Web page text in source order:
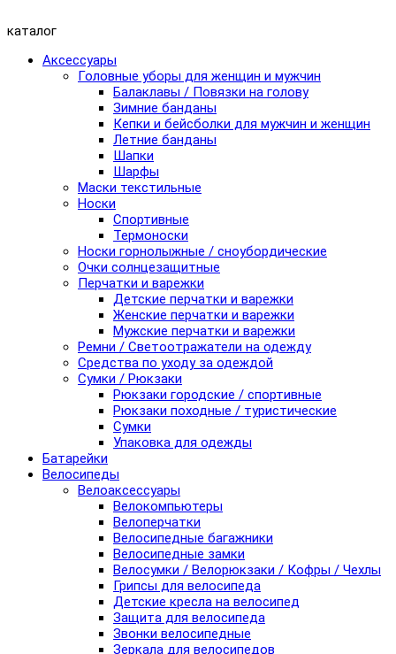
каталог
Аксессуары
Головные уборы для женщин и мужчин
Балаклавы / Повязки на голову
Зимние банданы
Кепки и бейсболки для мужчин и женщин
Летние банданы
Шапки
Шарфы
Маски текстильные
Носки
Спортивные
Термоноски
Носки горнолыжные / сноубордические
Очки солнцезащитные
Перчатки и варежки
Детские перчатки и варежки
Женские перчатки и варежки
Мужские перчатки и варежки
Ремни / Светоотражатели на одежду
Средства по уходу за одеждой
Сумки / Рюкзаки
Рюкзаки городские / спортивные
Рюкзаки походные / туристические
Сумки
Упаковка для одежды
Батарейки
Велосипеды
Велоаксессуары
Велокомпьютеры
Велоперчатки
Велосипедные багажники
Велосипедные замки
Велосумки / Велорюкзаки / Кофры / Чехлы
Грипсы для велосипеда
Детские кресла на велосипед
Защита для велосипеда
Звонки велосипедные
Зеркала для велосипедов